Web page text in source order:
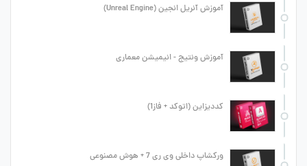
آموزش آنریل انجین (Unreal Engine)
آموزش ونتیج - انیمیشن معماری
کددیزاین (اتوکد + فاز1)
ورکشاپ داخلی وی ری 7 + هوش مصنوعی